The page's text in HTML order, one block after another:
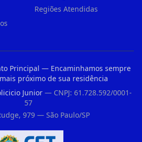
Regiões Atendidas
Principal — Encaminhamos sempre
próximo de sua residência
Junior— CNPJ: 61.728.592/0001-
57
979 — São Paulo/SP